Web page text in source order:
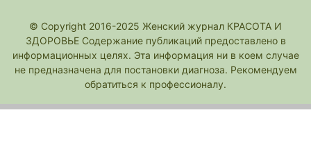
© Copyright 2016-2025 Женский журнал КРАСОТА И
ЗДОРОВЬЕ Содержание публикаций предоставлено в
информационных целях. Эта информация ни в коем случае
не предназначена для постановки диагноза. Рекомендуем
обратиться к профессионалу.